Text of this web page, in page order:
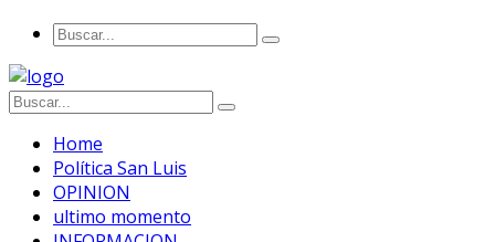
Home
Política San Luis
OPINION
ultimo momento